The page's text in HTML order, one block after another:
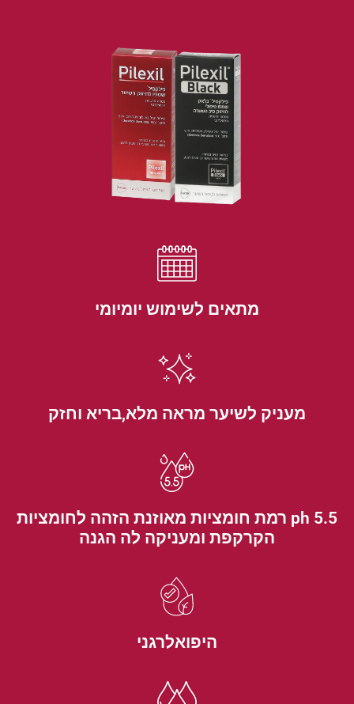
מתאים לשימוש יומיומי
מעניק לשיער מראה מלא,בריא וחזק
ph 5.5 רמת חומציות מאוזנת הזהה לחומציות
הקרקפת ומעניקה לה הגנה
היפואלרגני